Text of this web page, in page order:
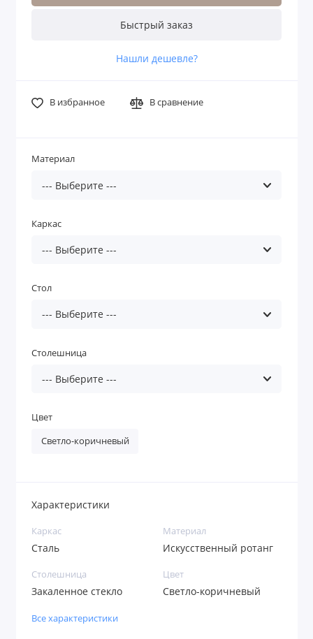
Быстрый заказ
Нашли дешевле?
В избранное В сравнение
Материал
Каркас
Стол
Столешница
Цвет
Светло-коричневый
Характеристики
Каркас
Сталь
Материал
Искусственный ротанг
Столешница
Закаленное стекло
Цвет
Светло-коричневый
Все характеристики